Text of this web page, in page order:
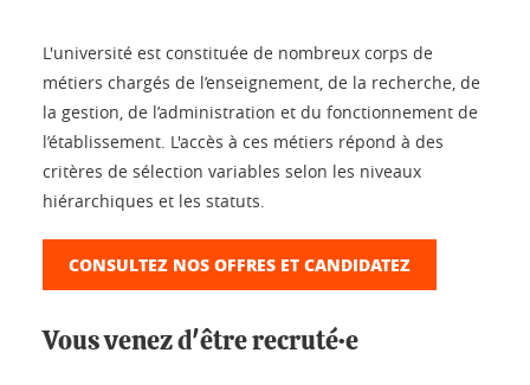
L'université est constituée de nombreux corps de
métiers chargés de l’enseignement, de la recherche, de
la gestion, de l’administration et du fonctionnement de
l’établissement. L'accès à ces métiers répond à des
critères de sélection variables selon les niveaux
hiérarchiques et les statuts.
CONSULTEZ NOS OFFRES ET CANDIDATEZ
Vous venez d'être recruté·e